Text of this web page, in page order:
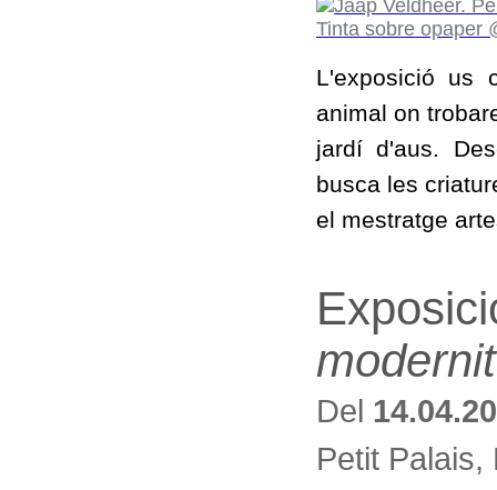
L'exposició us
animal on
jardí d'aus.
busca les
el mestratge
Del
Petit Palais,